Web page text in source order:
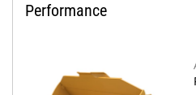
Performance